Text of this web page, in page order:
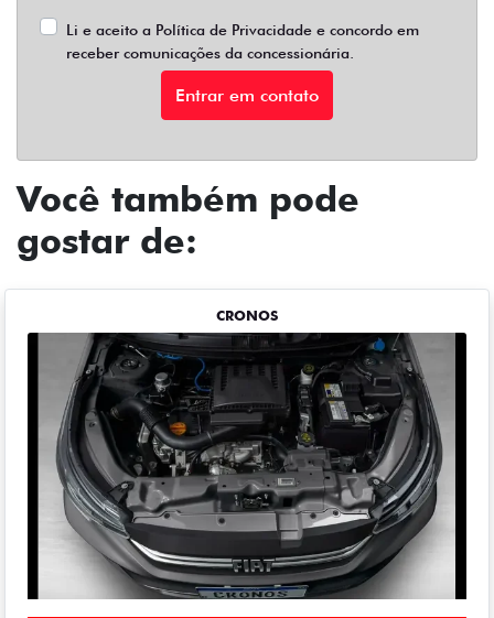
Li e aceito a Política de Privacidade e concordo em
receber comunicações da concessionária.
Entrar em contato
Você também pode
gostar de:
CRONOS